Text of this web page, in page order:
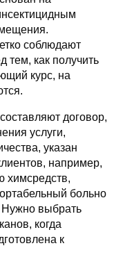
соблюдают
тем, как получить
курс, на
договор,
услуги,
указан
например,
химсредств,
больно
Нужно выбрать
когда
к